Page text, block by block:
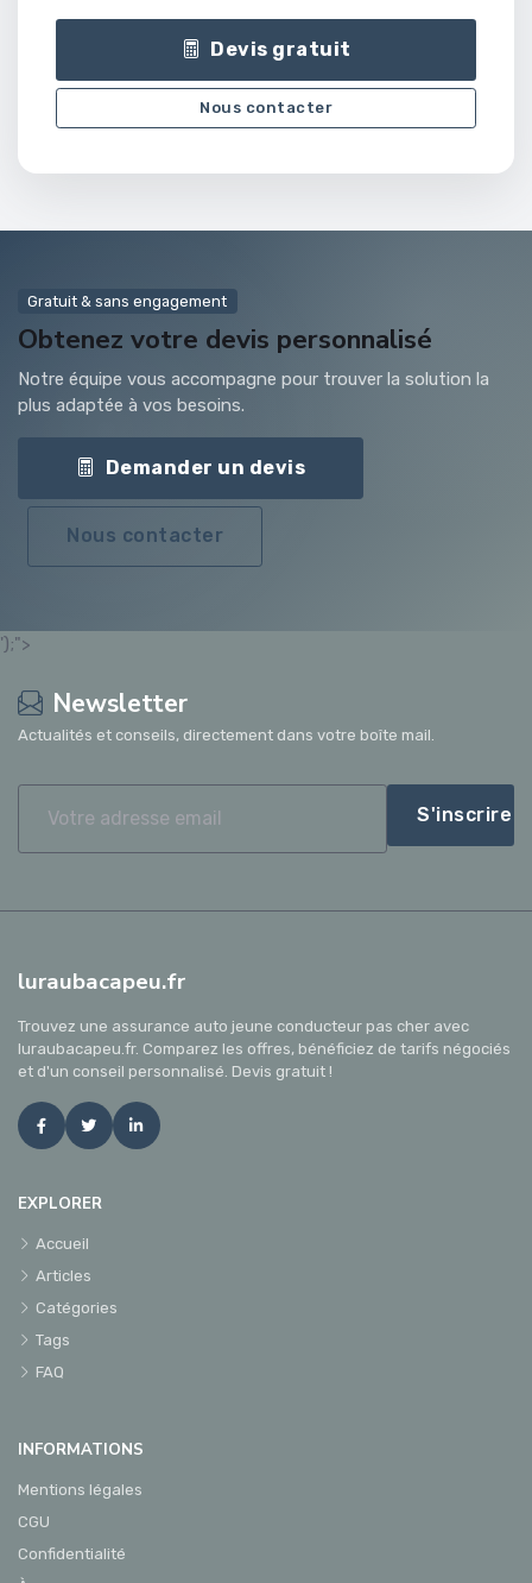
Devis gratuit
Nous contacter
Gratuit & sans engagement
Obtenez votre devis personnalisé
Notre équipe vous accompagne pour trouver la solution la
plus adaptée à vos besoins.
Demander un devis
Nous contacter
');">
Newsletter
Actualités et conseils, directement dans votre boîte mail.
S'inscrire
luraubacapeu.fr
Trouvez une assurance auto jeune conducteur pas cher avec
luraubacapeu.fr. Comparez les offres, bénéficiez de tarifs négociés
et d'un conseil personnalisé. Devis gratuit !
EXPLORER
Accueil
Articles
Catégories
Tags
FAQ
INFORMATIONS
Mentions légales
CGU
Confidentialité